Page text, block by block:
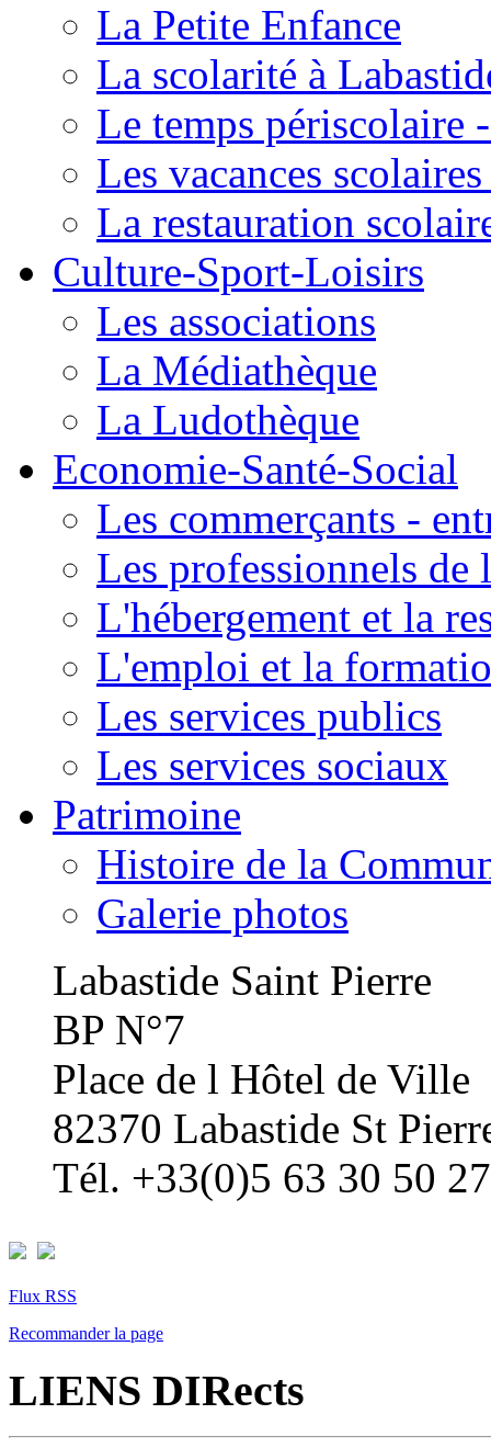
La Petite Enfance
La scolarité à
Le temps périscolaire
Les vacances
La restauration
Culture-Sport-Loisirs
Les associations
La Médiathèque
La Ludothèque
Economie-Santé-Social
Les commerçants -
Les professionnels de
L'hébergement et la
L'emploi et la
Les services publics
Les services sociaux
Patrimoine
Histoire de la
Galerie photos
Labastide Saint Pierre
BP N°7
Place de l Hôtel de Ville
82370 Labastide St
Tél. +33(0)5 63 30 50 27
Flux RSS
Recommander la page
LIENS DIRects